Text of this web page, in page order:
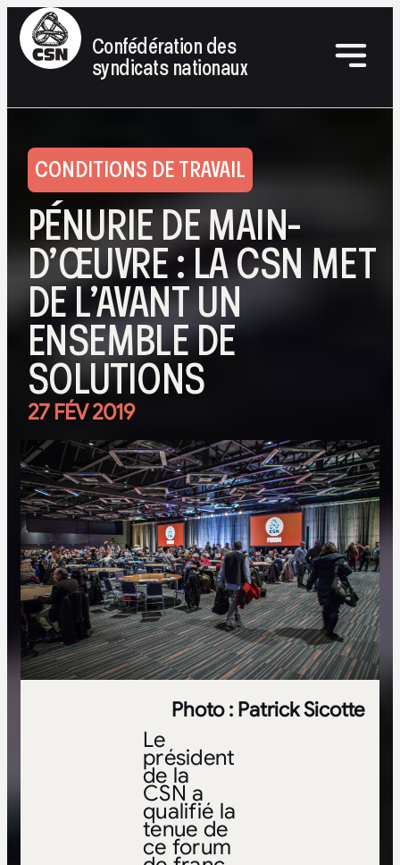
Confédération des
syndicats nationaux
CONDITIONS DE TRAVAIL
PÉNURIE DE MAIN-
D’ŒUVRE : LA CSN MET
DE L’AVANT UN
ENSEMBLE DE
SOLUTIONS
27 FÉV 2019
Photo : Patrick Sicotte
Le
président
de la
CSN a
qualifié la
tenue de
ce forum